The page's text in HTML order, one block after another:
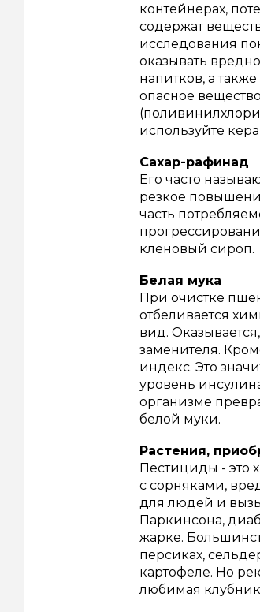
контейнерах,
содержат
исследования
оказывать
напитков, а
опасное
используйте
Сахар-рафинад
Его часто
резкое
часть
кленовый сироп.
Белая мука
При очистке
отбеливается
вид.
заменителя.
индекс. Это
уровень
организме
белой муки.
Растения,
Пестициды - это
с сорняками,
для людей и
Паркинсона,
жарке.
персиках,
картофеле. Но
любимая